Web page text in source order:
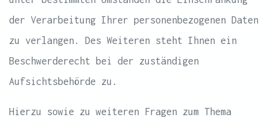
der Verarbeitung Ihrer personenbezogenen Daten
zu verlangen. Des Weiteren steht Ihnen ein
Beschwerderecht bei der zuständigen
Aufsichtsbehörde zu.
Hierzu sowie zu weiteren Fragen zum Thema